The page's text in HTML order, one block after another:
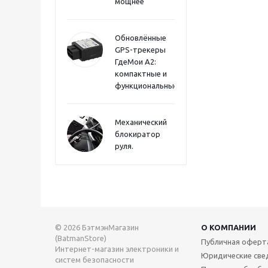
Обновлённые
GPS-трекеры
ГдеМои А2:
компактные и
функциональные
Механический
блокиратор
руля.
© 2026 БэтмэнМагазин
(BatmanStore)
Интернет-магазин электроники и
систем безопасности
О КОМПАНИИ
Публичная
Юридические